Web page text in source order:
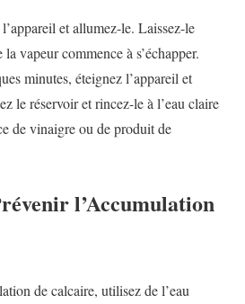
et allumez-le. Laissez-le
vapeur commence à s’échapper.
minutes, éteignez l’appareil et
le réservoir et rincez-le à l’eau claire
de vinaigre ou de produit de
l’Accumulation
de calcaire, utilisez de l’eau